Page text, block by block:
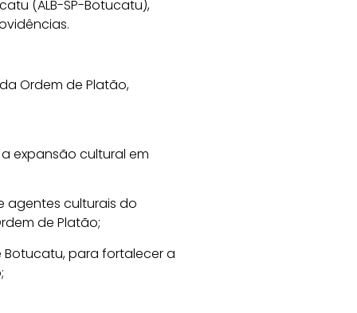
(ALB-SP-Botucatu),
Ordem de Platão,
expansão cultural em
agentes culturais do
de Platão;
para fortalecer a